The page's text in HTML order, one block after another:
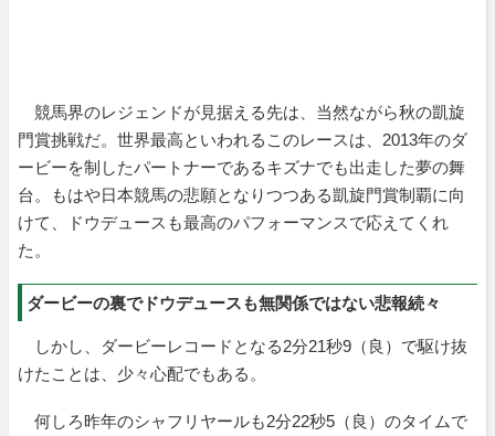
競馬界のレジェンドが見据える先は、当然ながら秋の凱旋
門賞挑戦だ。世界最高といわれるこのレースは、2013年のダ
ービーを制したパートナーであるキズナでも出走した夢の舞
台。もはや日本競馬の悲願となりつつある凱旋門賞制覇に向
けて、ドウデュースも最高のパフォーマンスで応えてくれ
た。
ダービーの裏でドウデュースも無関係ではない悲報続々
しかし、ダービーレコードとなる2分21秒9（良）で駆け抜
けたことは、少々心配でもある。
何しろ昨年のシャフリヤールも2分22秒5（良）のタイムで